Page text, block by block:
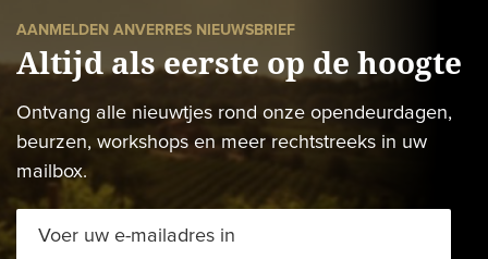
AANMELDEN ANVERRES NIEUWSBRIEF
Altijd als eerste op de hoogte
Ontvang alle nieuwtjes rond onze opendeurdagen,
beurzen, workshops en meer rechtstreeks in uw
mailbox.